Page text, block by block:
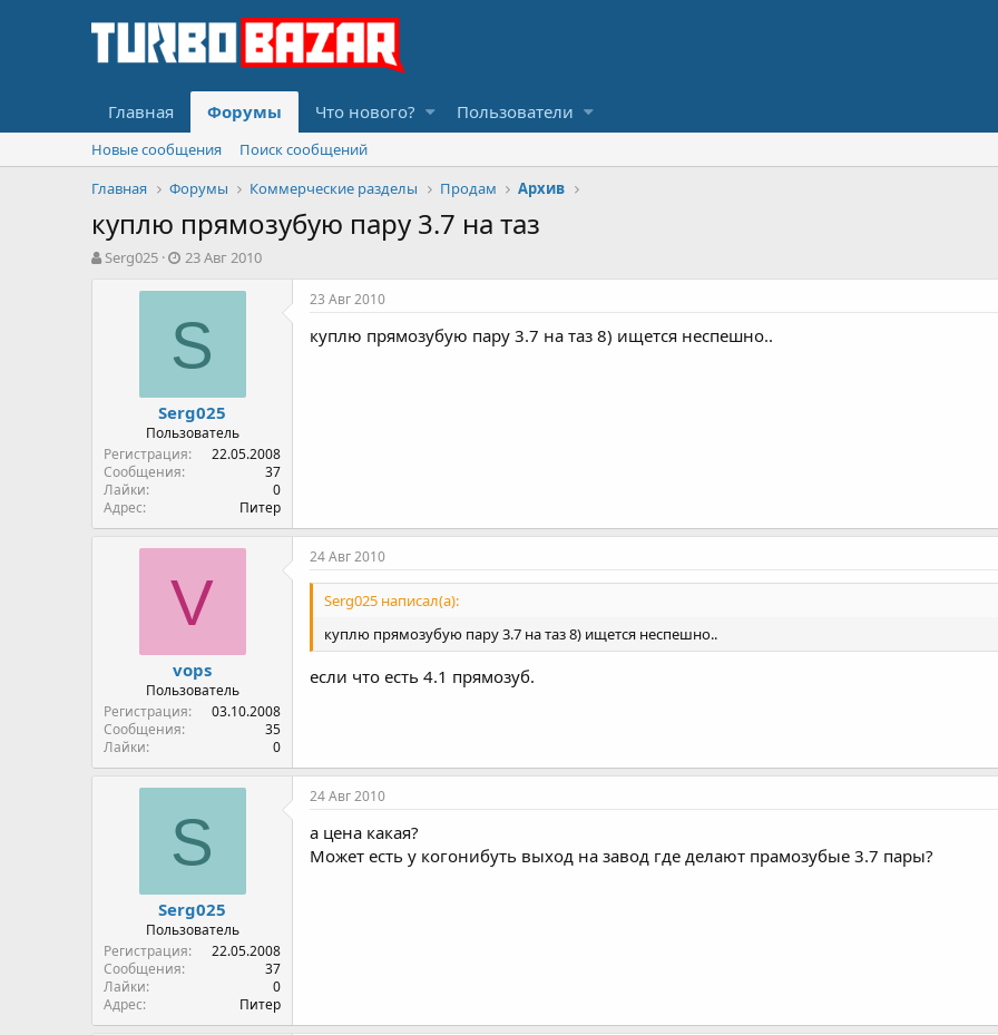
Главная Форумы Что нового? Пользователи
Новые сообщения
Поиск сообщений
Главная
Форумы Коммерческие разделы Продам Архив
куплю прямозубую пару 3.7 на таз
А
Serg025
Д
т
н
а
л
а
23 Авг 2010
S
Serg025
Пользователь
Регистрация
22.05.2008
Сообщения
37
Лайки
0
Адрес
Питер
23 Авг 2010
куплю прямозубую пару 3.7 на таз 8) ищется неспешно..
V
vops
Пользователь
Регистрация
03.10.2008
Сообщения
35
Лайки
0
24 Авг 2010
Serg025 написал(а):
куплю прямозубую пару 3.7 на таз 8) ищется неспешно..
если что есть 4.1 прямозуб.
S
Serg025
Пользователь
Регистрация
22.05.2008
Сообщения
37
Лайки
0
Адрес
Питер
24 Авг 2010
а цена какая?
Может есть у когонибуть выход на завод где делают прамозубые 3.7 пары?